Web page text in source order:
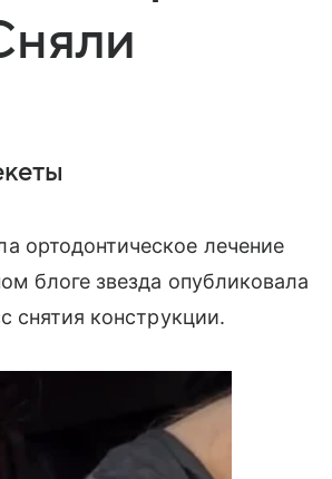
ортодонтическое лечение
блоге звезда опубликовала
снятия конструкции.